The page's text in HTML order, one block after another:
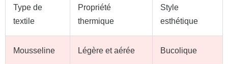
Type de
textile
Propriété
thermique
Style
esthétique
Mousseline Légère et aérée Bucolique